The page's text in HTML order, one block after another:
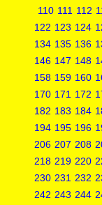
110 111 112
122 123 124
134 135 136
146 147 148
158 159 160
170 171 172
182 183 184
194 195 196
206 207 208
218 219 220
230 231 232
242 243 244